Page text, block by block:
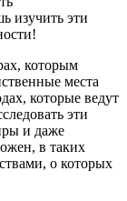
изучить эти
которым
места
которые ведут
эти
и даже
в таких
о которых